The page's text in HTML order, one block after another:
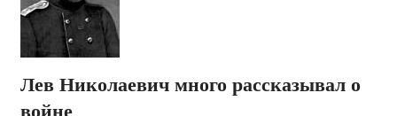
Лев Николаевич много рассказывал о
войне